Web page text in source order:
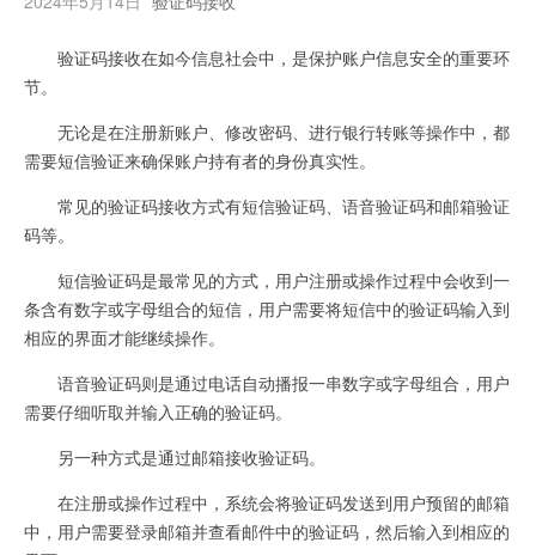
验证码接收在如今信息社会中，是保护账户信息安全的重要环
节。
无论是在注册新账户、修改密码、进行银行转账等操作中，都
需要短信验证来确保账户持有者的身份真实性。
常见的验证码接收方式有短信验证码、语音验证码和邮箱验证
码等。
短信验证码是最常见的方式，用户注册或操作过程中会收到一
条含有数字或字母组合的短信，用户需要将短信中的验证码输入到
相应的界面才能继续操作。
语音验证码则是通过电话自动播报一串数字或字母组合，用户
需要仔细听取并输入正确的验证码。
另一种方式是通过邮箱接收验证码。
在注册或操作过程中，系统会将验证码发送到用户预留的邮箱
中，用户需要登录邮箱并查看邮件中的验证码，然后输入到相应的